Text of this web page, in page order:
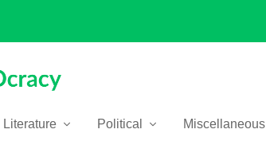
Literature Political Miscellaneous